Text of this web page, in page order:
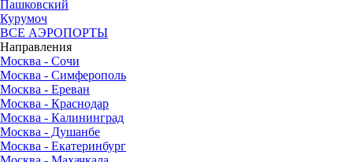
Пашковский
Курумоч
ВСЕ АЭРОПОРТЫ
Направления
Москва - Сочи
Москва - Симферополь
Москва - Ереван
Москва - Краснодар
Москва - Калининград
Москва - Душанбе
Москва - Екатеринбург